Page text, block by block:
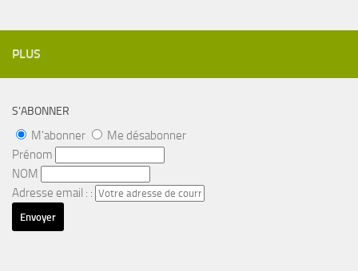
PLUS
S’ABONNER
M'abonner
Me désabonner
Prénom
NOM
Adresse email : :